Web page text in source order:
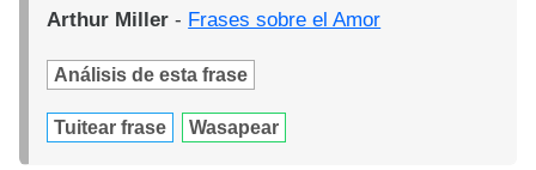
Arthur Miller - Frases sobre el Amor
Análisis de esta frase
Tuitear frase Wasapear